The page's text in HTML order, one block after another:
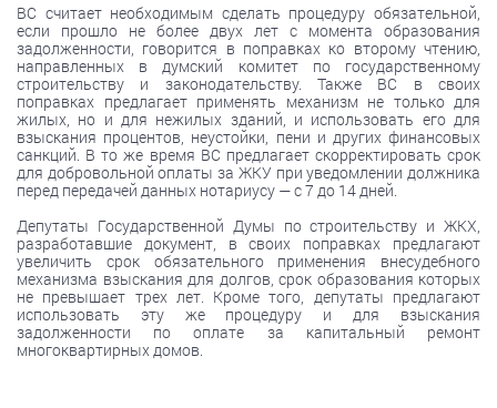
ВС считает необходимым сделать процедуру обязательной,
если прошло не более двух лет с момента образования
задолженности, говорится в поправках ко второму чтению,
направленных в думский комитет по государственному
строительству и законодательству. Также ВС в своих
поправках предлагает применять механизм не только для
жилых, но и для нежилых зданий, и использовать его для
взыскания процентов, неустойки, пени и других финансовых
санкций. В то же время ВС предлагает скорректировать срок
для добровольной оплаты за ЖКУ при уведомлении должника
перед передачей данных нотариусу — с 7 до 14 дней.
Депутаты Государственной Думы по строительству и ЖКХ,
разработавшие документ, в своих поправках предлагают
увеличить срок обязательного применения внесудебного
механизма взыскания для долгов, срок образования которых
не превышает трех лет. Кроме того, депутаты предлагают
использовать эту же процедуру и для взыскания
задолженности по оплате за капитальный ремонт
многоквартирных домов.